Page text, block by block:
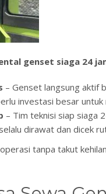
genset siaga 24
– Genset langsung aktif
investasi besar untuk
– Tim teknisi siap siaga
dirawat dan dicek
tanpa takut